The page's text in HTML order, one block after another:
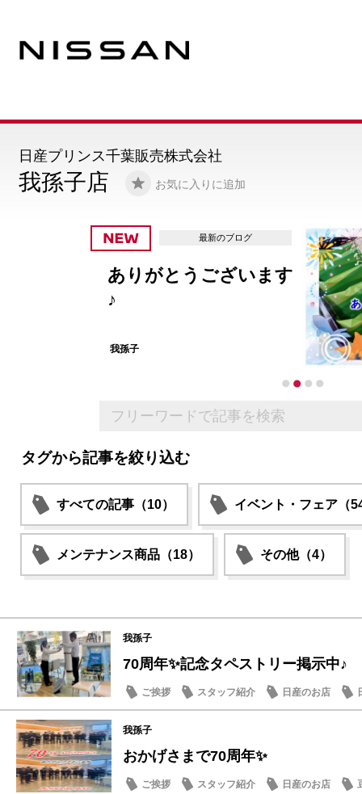
我孫子店 お気に入りに追加
日産プリンス千葉販売株式会社
最新のブログ
ありがとうございます
♪
我孫子
タグから記事を絞り込む
すべての記事（10） イベント・フェア（
メンテナンス商品（18） その他（4）
我孫子
70周年✨記念タペストリー掲示中♪
ご挨拶 スタッフ紹介 日産のお店
我孫子
おかげさまで70周年✨
ご挨拶 スタッフ紹介 日産のお店